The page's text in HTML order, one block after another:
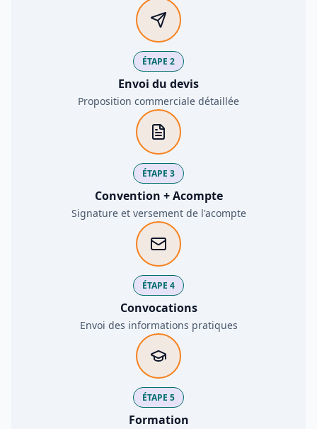
ÉTAPE 2
Envoi du devis
Proposition commerciale détaillée
ÉTAPE 3
Convention + Acompte
Signature et versement de l'acompte
ÉTAPE 4
Convocations
Envoi des informations pratiques
ÉTAPE 5
Formation